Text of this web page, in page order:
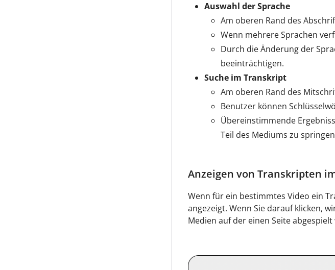
Auswahl der Sprache
Am oberen Rand des
Wenn mehrere Sprachen
Durch die Änderung der
beeinträchtigen.
Suche im Transkript
Am oberen Rand des
Benutzer können
Übereinstimmende
Teil des Mediums zu
Anzeigen von Transkripten
Wenn für ein bestimmtes Video ein
angezeigt. Wenn Sie darauf klicken,
Medien auf der einen Seite